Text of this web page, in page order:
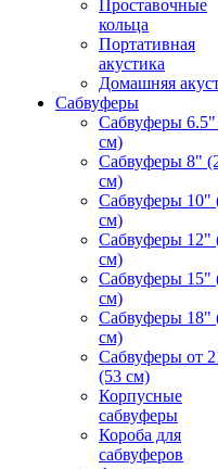
Проставочные
кольца
Портативная
акустика
Домашняя
Сабвуферы
Сабвуферы 6.5"
см)
Сабвуферы 8"
см)
Сабвуферы 10"
см)
Сабвуферы 12"
см)
Сабвуферы 15"
см)
Сабвуферы 18"
см)
Сабвуферы от
(53 см)
Корпусные
сабвуферы
Короба для
сабвуферов